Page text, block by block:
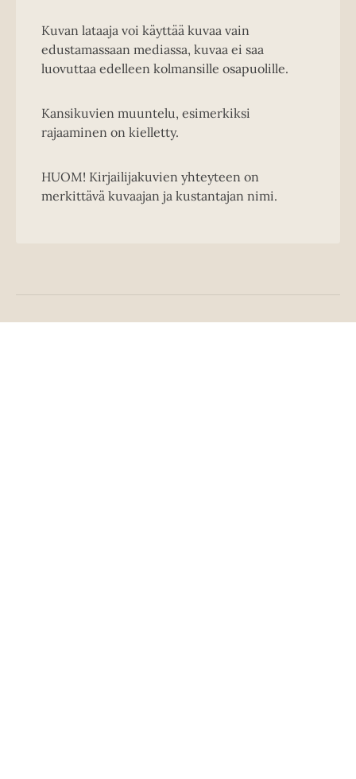
Kuvan lataaja voi käyttää kuvaa vain
edustamassaan mediassa, kuvaa ei saa
luovuttaa edelleen kolmansille osapuolille.
Kansikuvien muuntelu, esimerkiksi
rajaaminen on kielletty.
HUOM! Kirjailijakuvien yhteyteen on
merkittävä kuvaajan ja kustantajan nimi.